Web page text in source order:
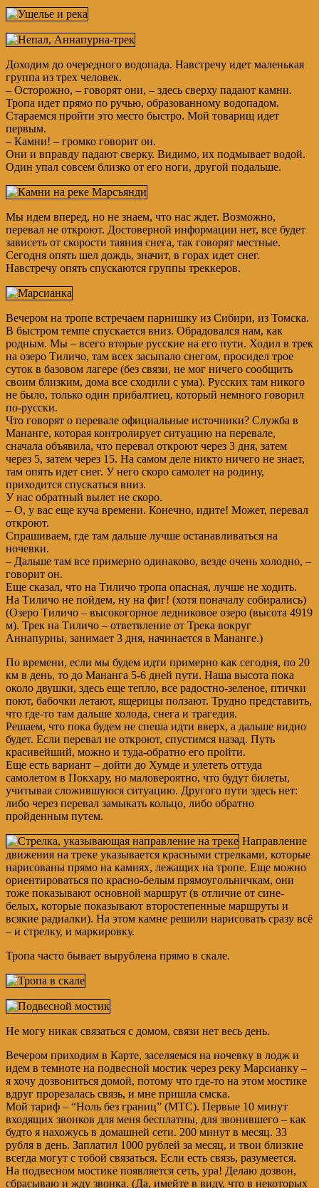
Доходим до очередного водопада. Навстречу идет маленькая
группа из трех человек.
– Осторожно, – говорят они, – здесь сверху падают камни.
Тропа идет прямо по ручью, образованному водопадом.
Стараемся пройти это место быстро. Мой товарищ идет
первым.
– Камни! – громко говорит он.
Они и вправду падают сверку. Видимо, их подмывает водой.
Один упал совсем близко от его ноги, другой подальше.
Мы идем вперед, но не знаем, что нас ждет. Возможно,
перевал не откроют. Достоверной информации нет, все будет
зависеть от скорости таяния снега, так говорят местные.
Сегодня опять шел дождь, значит, в горах идет снег.
Навстречу опять спускаются группы треккеров.
Вечером на тропе встречаем парнишку из Сибири, из Томска.
В быстром темпе спускается вниз. Обрадовался нам, как
родным. Мы – всего вторые русские на его пути. Ходил в трек
на озеро Тиличо, там всех засыпало снегом, просидел трое
суток в базовом лагере (без связи, не мог ничего сообщить
своим близким, дома все сходили с ума). Русских там никого
не было, только один прибалтиец, который немного говорил
по-русски.
Что говорят о перевале официальные источники? Служба в
Мананге, которая контролирует ситуацию на перевале,
сначала объявила, что перевал откроют через 3 дня, затем
через 5, затем через 15. На самом деле никто ничего не знает,
там опять идет снег. У него скоро самолет на родину,
приходится спускаться вниз.
У нас обратный вылет не скоро.
– О, у вас еще куча времени. Конечно, идите! Может, перевал
откроют.
Спрашиваем, где там дальше лучше останавливаться на
ночевки.
– Дальше там все примерно одинаково, везде очень холодно, –
говорит он.
Еще сказал, что на Тиличо тропа опасная, лучше не ходить.
На Тиличо не пойдем, ну на фиг! (хотя поначалу собирались)
(Озеро Тиличо – высокогорное ледниковое озеро (высота 4919
м). Трек на Тиличо – ответвление от Трека вокруг
Аннапурны, занимает 3 дня, начинается в Мананге.)
По времени, если мы будем идти примерно как сегодня, по 20
км в день, то до Мананга 5-6 дней пути. Наша высота пока
около двушки, здесь еще тепло, все радостно-зеленое, птички
поют, бабочки летают, ящерицы ползают. Трудно представить,
что где-то там дальше холода, снега и трагедия.
Решаем, что пока будем не спеша идти вверх, а дальше видно
будет. Если перевал не откроют, спустимся назад. Путь
красивейший, можно и туда-обратно его пройти.
Еще есть вариант – дойти до Хумде и улететь оттуда
самолетом в Покхару, но маловероятно, что будут билеты,
учитывая сложившуюся ситуацию. Другого пути здесь нет:
либо через перевал замыкать кольцо, либо обратно
пройденным путем.
Направление
движения на треке указывается красными стрелками, которые
нарисованы прямо на камнях, лежащих на тропе. Еще можно
ориентироваться по красно-белым прямоугольничкам, они
тоже показывают основной маршрут (в отличие от сине-
белых, которые показывают второстепенные маршруты и
всякие радиалки). На этом камне решили нарисовать сразу всё
– и стрелку, и маркировку.
Тропа часто бывает вырублена прямо в скале.
Не могу никак связаться с домом, связи нет весь день.
Вечером приходим в Карте, заселяемся на ночевку в лодж и
идем в темноте на подвесной мостик через реку Марсианку –
я хочу дозвониться домой, потому что где-то на этом мостике
вдруг прорезалась связь, и мне пришла смска.
Мой тариф – “Ноль без границ” (МТС). Первые 10 минут
входящих звонков для меня бесплатны, для звонившего – как
будто я нахожусь в домашней сети. 200 минут в месяц. 33
рубля в день. Заплатил 1000 рублей за месяц, и твои близкие
всегда могут с тобой связаться. Если есть связь, разумеется.
На подвесном мостике появляется сеть, ура! Делаю дозвон,
сбрасываю и жду звонка. (Да, имейте в виду, что в некоторых